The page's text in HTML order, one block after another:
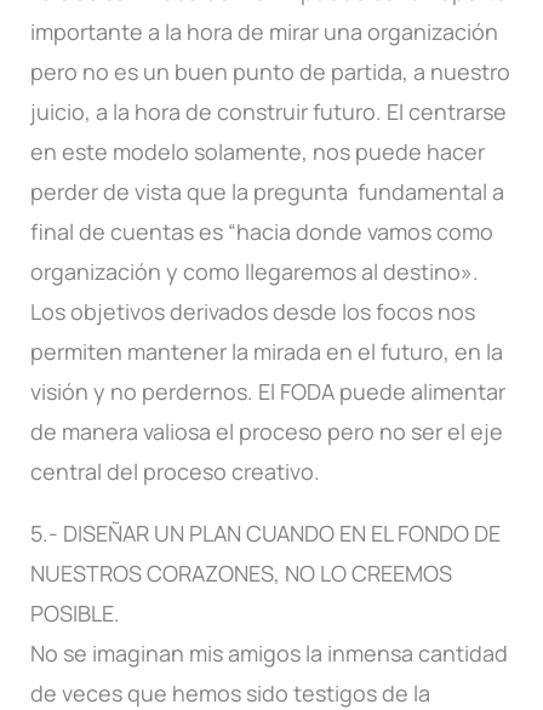
importante a la hora de mirar una organización
pero no es un buen punto de partida, a nuestro
juicio, a la hora de construir futuro. El centrarse
en este modelo solamente, nos puede hacer
perder de vista que la pregunta fundamental a
final de cuentas es “hacia donde vamos como
organización y como llegaremos al destino».
Los objetivos derivados desde los focos nos
permiten mantener la mirada en el futuro, en la
visión y no perdernos. El FODA puede alimentar
de manera valiosa el proceso pero no ser el eje
central del proceso creativo.
5.- DISEÑAR UN PLAN CUANDO EN EL FONDO DE
NUESTROS CORAZONES, NO LO CREEMOS
POSIBLE.
No se imaginan mis amigos la inmensa cantidad
de veces que hemos sido testigos de la